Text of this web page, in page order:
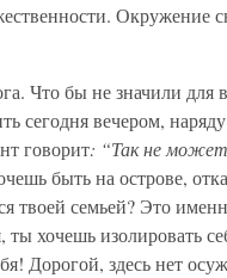
Окружение
Что бы не значили для
сегодня вечером,
говорит: “Так не
быть на острове,
твоей семьей? Это
хочешь изолировать
Дорогой, здесь нет